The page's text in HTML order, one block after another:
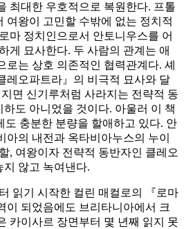
최대한 우호적으로 복원한다. 프톨
여왕이 고민할 수밖에 없는 정치적
마 정치인으로서 안토니우스를 어
게 묘사한다. 두 사람의 관계는 애
로는 상호 의존적인 협력관계다. 셰
레오파트라』의 비극적 묘사와 달
면 신기루처럼 사라지는 전략적 동
도 아니었을 것이다. 아울러 이 책
도 충분한 분량을 할애하고 있다. 안
아의 내전과 옥타비아누스의 누이
, 여왕이자 전략적 동반자인 클레오
지 않고 녹여낸다.
읽기 시작한 컬린 매컬로의 『로마
이 되었음에도 브리타니아에서 크
카이사르 장면부터 몇 년째 읽지 못